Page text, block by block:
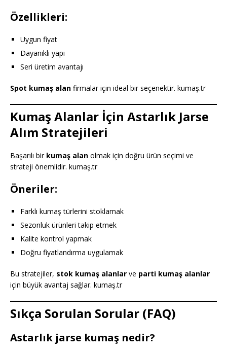
Özellikleri:
Uygun fiyat
Dayanıklı yapı
Seri üretim avantajı
Spot kumaş alan firmalar için ideal bir seçenektir. kumaş.tr
Kumaş Alanlar İçin Astarlık Jarse
Alım Stratejileri
Başarılı bir kumaş alan olmak için doğru ürün seçimi ve
strateji önemlidir. kumaş.tr
Öneriler:
Farklı kumaş türlerini stoklamak
Sezonluk ürünleri takip etmek
Kalite kontrol yapmak
Doğru fiyatlandırma uygulamak
Bu stratejiler, stok kumaş alanlar ve parti kumaş alanlar
için büyük avantaj sağlar. kumaş.tr
Sıkça Sorulan Sorular (FAQ)
Astarlık jarse kumaş nedir?